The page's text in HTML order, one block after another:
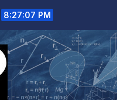
8:27:08 PM